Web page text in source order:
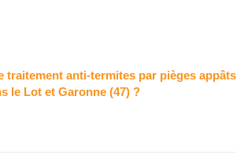
traitement anti-termites par pièges appâts
le Lot et Garonne (47) ?